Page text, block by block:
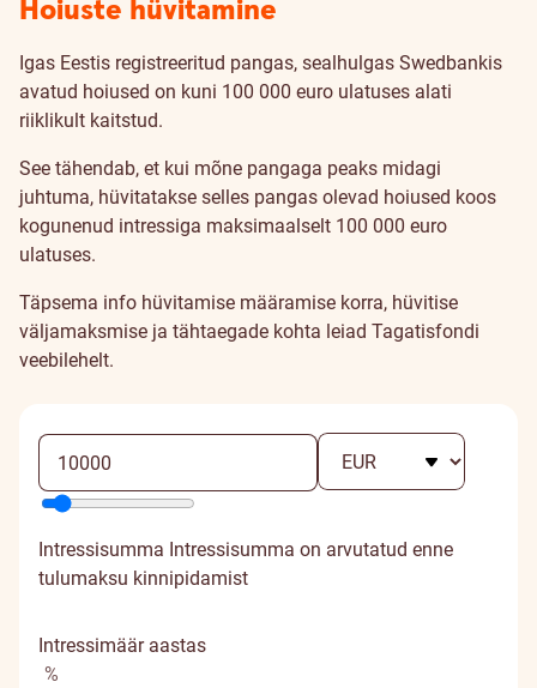
Hoiuste hüvitamine
Igas Eestis registreeritud pangas, sealhulgas Swedbankis
avatud hoiused on kuni 100 000 euro ulatuses alati
riiklikult kaitstud.
See tähendab, et kui mõne pangaga peaks midagi
juhtuma, hüvitatakse selles pangas olevad hoiused koos
kogunenud intressiga maksimaalselt 100 000 euro
ulatuses.
Täpsema info hüvitamise määramise korra, hüvitise
väljamaksmise ja tähtaegade kohta leiad Tagatisfondi
veebilehelt.
Intressisumma Intressisumma on arvutatud enne
tulumaksu kinnipidamist
Intressimäär aastas
%